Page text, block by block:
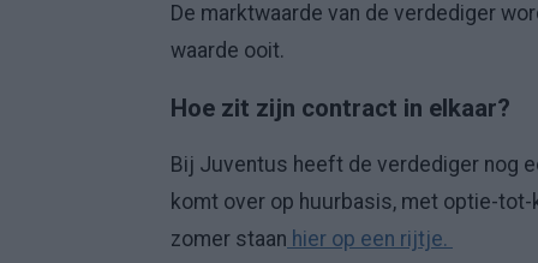
De marktwaarde van de verdediger
waarde ooit.
Hoe zit zijn contract in elkaar?
Bij Juventus heeft de verdediger nog
komt over op huurbasis, met optie-tot-
zomer staan hier op een rijtje.